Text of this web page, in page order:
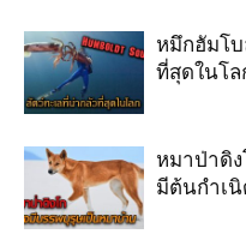
หมึกฮัมโ
ที่สุดในโล
หมาป่าดิ
มีต้นกำเ